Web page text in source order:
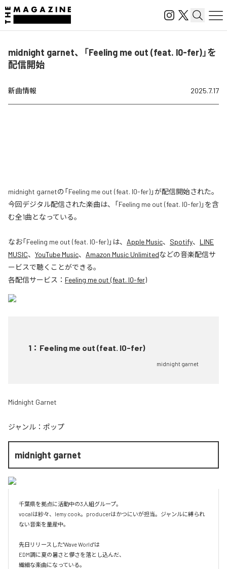
midnight garnet、「Feeling me out (feat. l0-fer)」を
配信開始
新曲情報 2025.7.17
midnight garnetの「Feeling me out (feat. l0-fer)」が配信開始された。
今回デジタル配信された楽曲は、「Feeling me out (feat. l0-fer)」を含
む全1曲となっている。
なお「Feeling me out (feat. l0-fer)」は、 Apple Music、 Spotify、 LINE
MUSIC、 YouTube Music、 Amazon Music Unlimitedなどの音楽配信サ
ービスで聴くことができる。
各配信サービス： Feeling me out (feat. l0-fer)
1 ： Feeling me out (feat. l0-fer)
midnight garnet
Midnight Garnet
ジャンル： ポップ
midnight garnet
千葉県を拠点に活動中の3人組グループ。
vocalは紗々、lemy cook。producerはかつにいが担当。ジャンルに縛られ
ない音楽を量産中。
先日リリースした"Wave World"は
EDM調に夏の暑さと儚さを落とし込んだ、
繊細な楽曲になっている。